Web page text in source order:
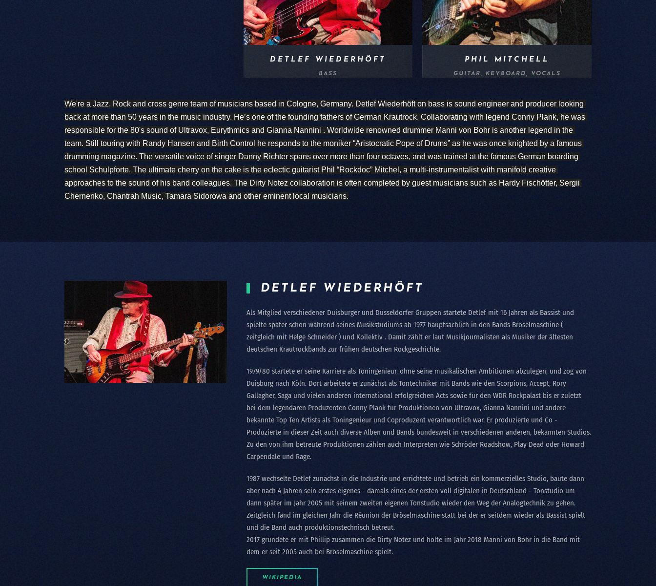
DETLEF WIEDERHÖFT
BASS
PHIL MITCHELL
GUITAR, KEYBOARD, VOCALS
We're a Jazz, Rock and cross genre team of musicians based in Cologne, Germany. Detlef Wiederhöft on bass is sound engineer and producer looking
back at more than 50 years in the music industry. He’s one of the founding fathers of German Krautrock. Collaborating with legend Conny Plank, he was
responsible for the 80's sound of Ultravox, Eurythmics and Gianna Nannini . Worldwide renowned drummer Manni von Bohr is another legend in the
team. Still touring with Randy Hansen and Birth Control he responds to the moniker “Aristocratic Pope of Drums” as he was once knighted by a famous
drumming magazine. The versatile voice of singer Danny Richter spans over more than four octaves, and was trained at the famous German boarding
school Schulpforte. The ultimate cherry on the cake is the eclectic guitarist Phil “Rockdoc” Mitchel, a multi-instrumentalist with manifold creative
approaches to the sound of his band colleagues. The Dirty Notez collaboration is often completed by guest musicians such as Hardy Fischötter, Sergii
Chernenko, Chantrah Music, Tamara Sidorowa and other eminent local musicians.
DETLEF WIEDERHÖFT
Als Mitglied verschiedener Duisburger und Düsseldorfer Gruppen startete Detlef mit 16 Jahren als Bassist und
spielte später schon während seines Musikstudiums ab 1977 hauptsächlich in den Bands Bröselmaschine (
zeitgleich mit Helge Schneider ) und Kollektiv . Damit zählt er laut Musikjournalisten als Musiker der ältesten
deutschen Krautrockbands zur frühen deutschen Rockgeschichte.
1979/80 startete er seine Karriere als Toningenieur, ohne seine musikalischen Ambitionen abzulegen, und zog von
Duisburg nach Köln. Dort arbeitete er zunächst als Tontechniker mit Bands wie den Scorpions, Accept, Rory
Gallagher, Saga und vielen anderen international erfolgreichen Acts sowie für den WDR Rockpalast bis er zuletzt
bei dem legendären Produzenten Conny Plank für Produktionen von Ultravox, Gianna Nannini und andere
bekannte Top Ten Artists als Toningenieur und Coproduzent verantwortlich war. Er produzierte und Co -
Produzierte in dieser Zeit auch diverse Alben und Bands bundesweit in verschiedenen anderen, bekannten Studios.
Zu den von ihm betreute Produktionen zählen auch Interpreten wie Schröder Roadshow, Play Dead oder Howard
Carpendale und Rage.
1987 wechselte Detlef zunächst in die Industrie und errichtete und betrieb ein kommerzielles Studio, baute dann
aber nach 4 Jahren sein erstes eigenes - damals eines der ersten voll digitalen in Deutschland - Tonstudio um
dann später im Jahr 2005 mit seinem zweiten eigenen Tonstudio wieder den Weg der Analogtechnik zu gehen.
Zeitgleich fand im gleichen Jahr die Réunion der Bröselmaschine statt bei der er seitdem wieder als Bassist spielt
und die Band auch produktionstechnisch betreut.
2017 gründete er mit Phillip zusammen die Dirty Notez und holte im Jahr 2018 Manni von Bohr in die Band mit
dem er seit 2005 auch bei Bröselmaschine spielt.
WIKIPEDIA